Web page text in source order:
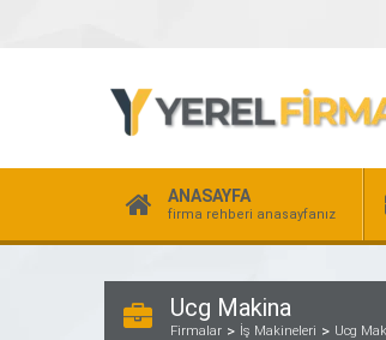
ANASAYFA
firma rehberi anasayfanız
Ucg Makina
Firmalar İş Makineleri Ucg